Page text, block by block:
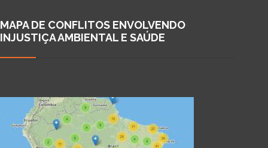
MAPA DE CONFLITOS ENVOLVENDO
INJUSTIÇA AMBIENTAL E SAÚDE